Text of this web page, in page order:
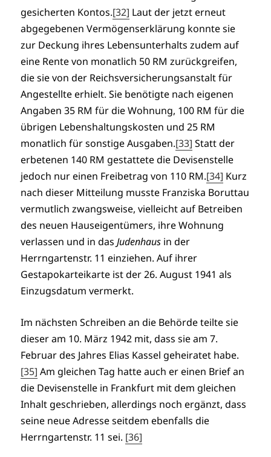
gesicherten Kontos.[32] Laut der jetzt erneut
abgegebenen Vermögenserklärung konnte sie
zur Deckung ihres Lebensunterhalts zudem auf
eine Rente von monatlich 50 RM zurückgreifen,
die sie von der Reichsversicherungsanstalt für
Angestellte erhielt. Sie benötigte nach eigenen
Angaben 35 RM für die Wohnung, 100 RM für die
übrigen Lebenshaltungskosten und 25 RM
monatlich für sonstige Ausgaben.[33] Statt der
erbetenen 140 RM gestattete die Devisenstelle
jedoch nur einen Freibetrag von 110 RM.[34] Kurz
nach dieser Mitteilung musste Franziska Boruttau
vermutlich zwangsweise, vielleicht auf Betreiben
des neuen Hauseigentümers, ihre Wohnung
verlassen und in dasJudenhaus in der
Herrngartenstr. 11 einziehen. Auf ihrer
Gestapokarteikarte ist der 26. August 1941 als
Einzugsdatum vermerkt.
Im nächsten Schreiben an die Behörde teilte sie
dieser am 10. März 1942 mit, dass sie am 7.
Februar des Jahres Elias Kassel geheiratet habe.
[35] Am gleichen Tag hatte auch er einen Brief an
die Devisenstelle in Frankfurt mit dem gleichen
Inhalt geschrieben, allerdings noch ergänzt, dass
seine neue Adresse seitdem ebenfalls die
Herrngartenstr. 11 sei. [36]